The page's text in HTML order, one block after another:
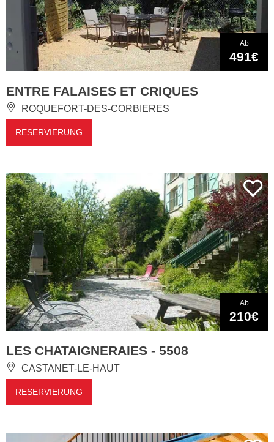
Ab
491€
ENTRE FALAISES ET CRIQUES
ROQUEFORT-DES-CORBIERES
RESERVIERUNG
Ab
210€
LES CHATAIGNERAIES - 5508
CASTANET-LE-HAUT
RESERVIERUNG